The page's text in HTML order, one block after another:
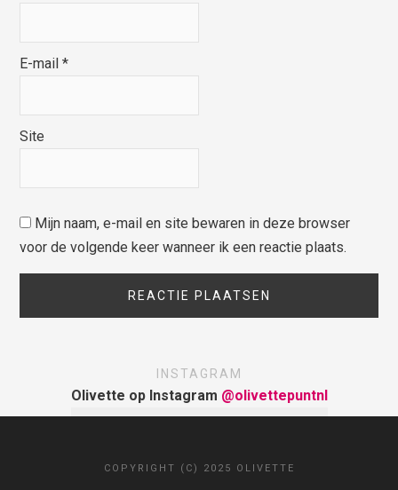
E-mail*
Site
Mijn naam, e-mail en site bewaren in deze browser
voor de volgende keer wanneer ik een reactie plaats.
INSTAGRAM
Olivette op Instagram @olivettepuntnl
COPYRIGHT (C) 2025 OLIVETTE